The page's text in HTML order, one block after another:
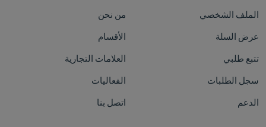
الملف الشخصي
عرض السلة
تتبع طلبي
سجل الطلبات
الدعم
من نحن
الأقسام
العلامات التجارية
الفعاليات
اتصل بنا